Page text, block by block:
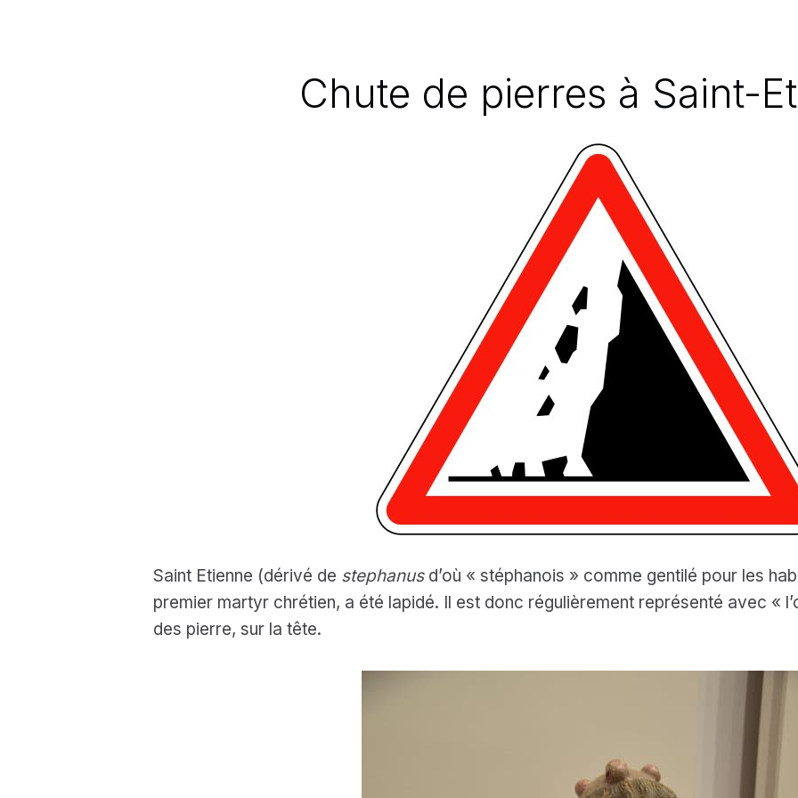
Chute de pierres à Saint-
Saint Etienne (dérivé de stephanusd’où « stéphanois » comme gentilé pour les
premier martyr chrétien, a été lapidé. Il est donc régulièrement représenté avec «
des pierre, sur la tête.